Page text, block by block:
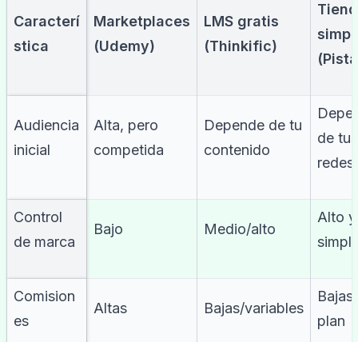
Caracterí
stica
Marketplaces
(Udemy)
LMS gratis
(Thinkific)
Audiencia
inicial
Alta, pero
competida
Depende de tu
contenido
de tus
redes
Control
de marca
Bajo Medio/alto
Alto y
Comision
es
Altas Bajas/variables
plan